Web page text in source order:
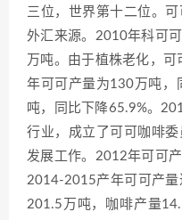
三位，世界第十二位。
外汇来源。2010年科可
万吨。由于植株老化，
年可可产量为130万吨，
吨，同比下降65.9%。
行业，成立了可可咖啡
发展工作。2012年可可
2014-2015产年可可产
201.5万吨，咖啡产量